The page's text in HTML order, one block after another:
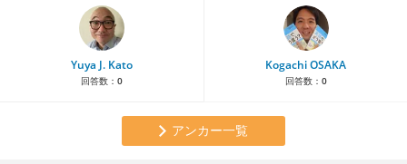
Yuya J. Kato
回答数： 0
Kogachi OSAKA
回答数： 0
アンカー一覧